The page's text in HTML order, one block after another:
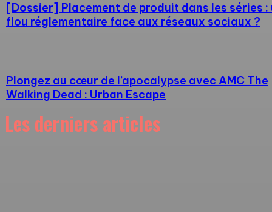
[Dossier] Placement de produit dans les séries :
flou réglementaire face aux réseaux sociaux ?
Plongez au cœur de l’apocalypse avec AMC The
Walking Dead : Urban Escape
Les derniers articles